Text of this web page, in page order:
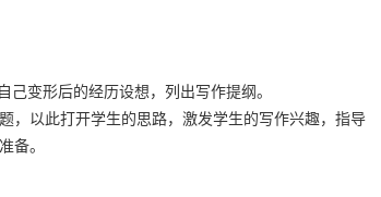
变形后的经历设想，列出写作提纲。
，以此打开学生的思路，激发学生的写作兴趣，指导
备。